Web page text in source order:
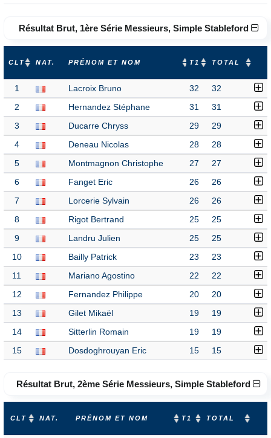
Résultat Brut, 1ère Série Messieurs, Simple Stableford
CLT NAT. PRÉNOM ET NOM T1 TOTAL
1 Lacroix Bruno 32 32
2 Hernandez Stéphane 31 31
3 Ducarre Chryss 29 29
4 Deneau Nicolas 28 28
5 Montmagnon Christophe 27 27
6 Fanget Eric 26 26
7 Lorcerie Sylvain 26 26
8 Rigot Bertrand 25 25
9 Landru Julien 25 25
10 Bailly Patrick 23 23
11 Mariano Agostino 22 22
12 Fernandez Philippe 20 20
13 Gilet Mikaël 19 19
14 Sitterlin Romain 19 19
15 Dosdoghrouyan Eric 15 15
Résultat Brut, 2ème Série Messieurs, Simple Stableford
CLT NAT. PRÉNOM ET NOM T1 TOTAL